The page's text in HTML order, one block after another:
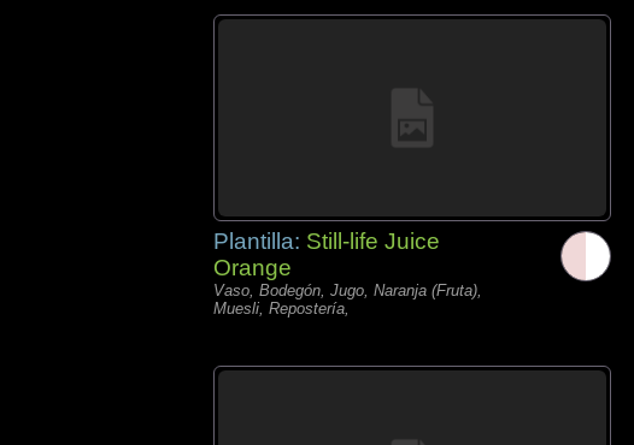
Plantilla: Still-life Juice
Orange
Vaso, Bodegón, Jugo, Naranja (Fruta),
Muesli, Repostería,